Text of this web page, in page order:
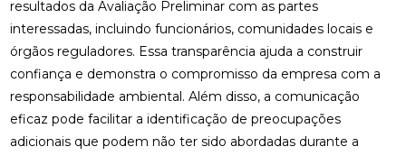
resultados da Avaliação Preliminar com as partes
interessadas, incluindo funcionários, comunidades locais e
órgãos reguladores. Essa transparência ajuda a construir
confiança e demonstra o compromisso da empresa com a
responsabilidade ambiental. Além disso, a comunicação
eficaz pode facilitar a identificação de preocupações
adicionais que podem não ter sido abordadas durante a